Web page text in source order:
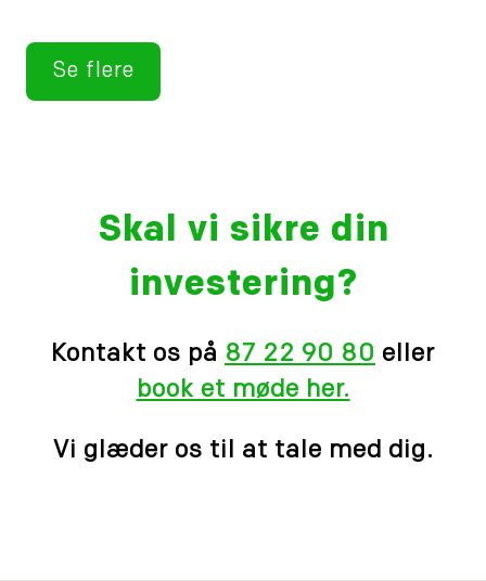
Se flere
Skal vi sikre din
investering?
Kontakt os på 87 22 90 80 eller
book et møde her.
Vi glæder os til at tale med dig.